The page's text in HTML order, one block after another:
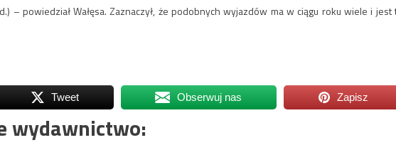
– powiedział Wałęsa. Zaznaczył, że podobnych wyjazdów ma w ciągu roku wiele i jest
Tweet Obserwuj nas Zapisz
wydawnictwo: